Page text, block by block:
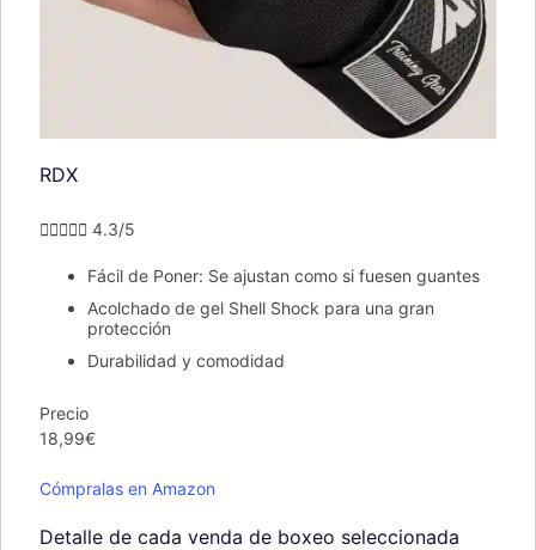
RDX
 4.3/5
Fácil de Poner: Se ajustan como si fuesen guantes
Acolchado de gel Shell Shock para una gran
protección
Durabilidad y comodidad
Precio
18,99€
Cómpralas en Amazon
Detalle de cada venda de boxeo seleccionada